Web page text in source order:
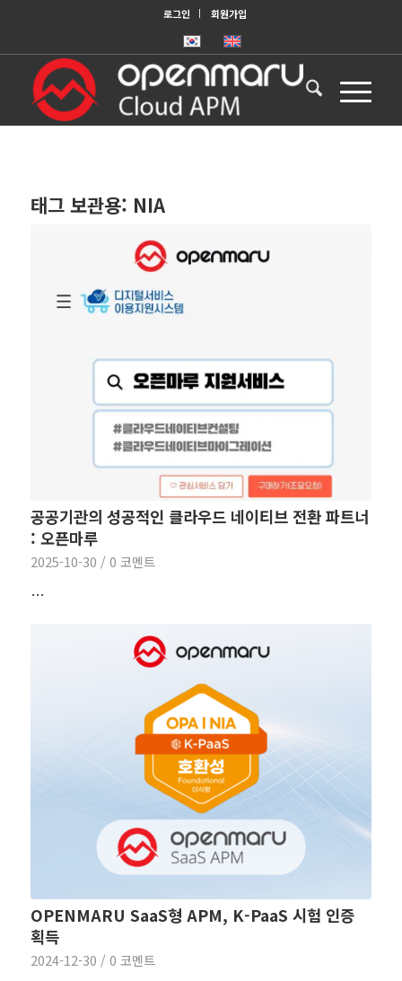
로그인 회원가입
태그 보관용: NIA
공공기관의 성공적인 클라우드 네이티브 전환 파트너
: 오픈마루
2025-10-30 / 0 코멘트
…
OPENMARU SaaS형 APM, K-PaaS 시험 인증
획득
2024-12-30 / 0 코멘트